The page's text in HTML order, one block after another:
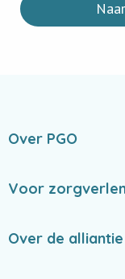
Over PGO
Voor
Over de alliantie